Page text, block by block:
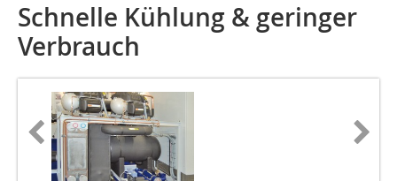
Schnelle Kühlung & geringer
Verbrauch